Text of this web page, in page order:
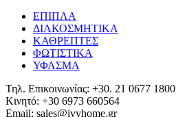
ΕΠΙΠΛΑ
ΔΙΑΚΟΣΜΗΤΙΚΑ
ΚΑΘΡΕΠΤΕΣ
ΦΩΤΙΣΤΙΚΑ
ΥΦΑΣΜΑ
Τηλ. Επικοινωνίας: +30. 21 0677 1800
Κινητό: +30 6973 660564
Email: sales@ivyhome.gr